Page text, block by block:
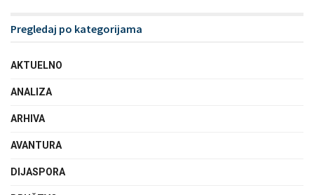
Pregledaj po kategorijama
AKTUELNO
ANALIZA
ARHIVA
AVANTURA
DIJASPORA